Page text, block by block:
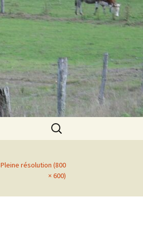
Rechercher :
Pleine résolution (800
× 600)